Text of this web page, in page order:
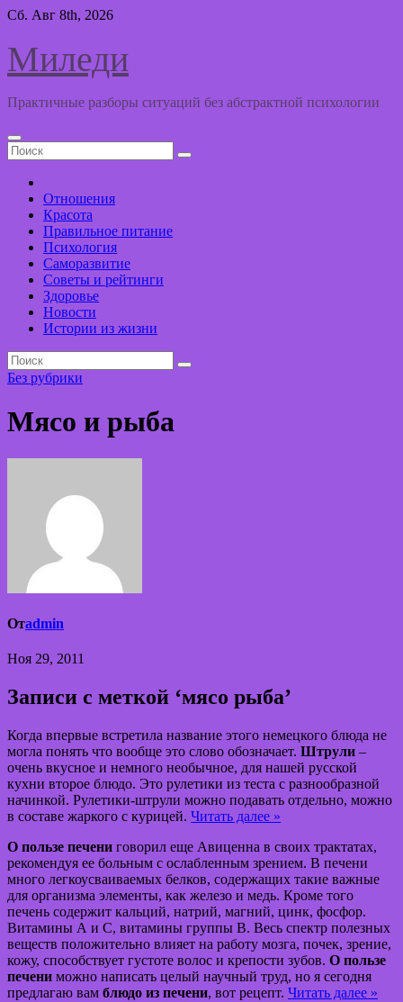
Перейти
содержимому
Сб. Авг 8th, 2026
Миледи
Практичные разборы ситуаций без абстрактной психологии
Отношения
Красота
Правильное питание
Психология
Саморазвитие
Советы и рейтинги
Здоровье
Новости
Истории из жизни
Без рубрики
Мясо и рыба
Отadmin
Ноя 29, 2011
Записи с меткой ‘мясо рыба’
Когда впервые встретила название этого немецкого блюда не
могла понять что вообще это слово обозначает. Штрули –
очень вкусное и немного необычное, для нашей русской
кухни второе блюдо. Это рулетики из теста с разнообразной
начинкой. Рулетики-штрули можно подавать отдельно, можно
в составе жаркого с курицей. Читать далее »
О пользе печени говорил еще Авиценна в своих трактатах,
рекомендуя ее больным с ослабленным зрением. В печени
много легкоусваиваемых белков, содержащих такие важные
для организма элементы, как железо и медь. Кроме того
печень содержит кальций, натрий, магний, цинк, фосфор.
Витамины А и С, витамины группы В. Весь спектр полезных
веществ положительно влияет на работу мозга, почек, зрение,
кожу, способствует густоте волос и крепости зубов. О пользе
печени можно написать целый научный труд, но я сегодня
предлагаю вам блюдо из печени, вот рецепт. Читать далее »